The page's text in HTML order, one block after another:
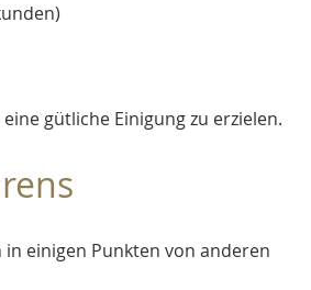
gütliche Einigung zu erzielen.
einigen Punkten von anderen